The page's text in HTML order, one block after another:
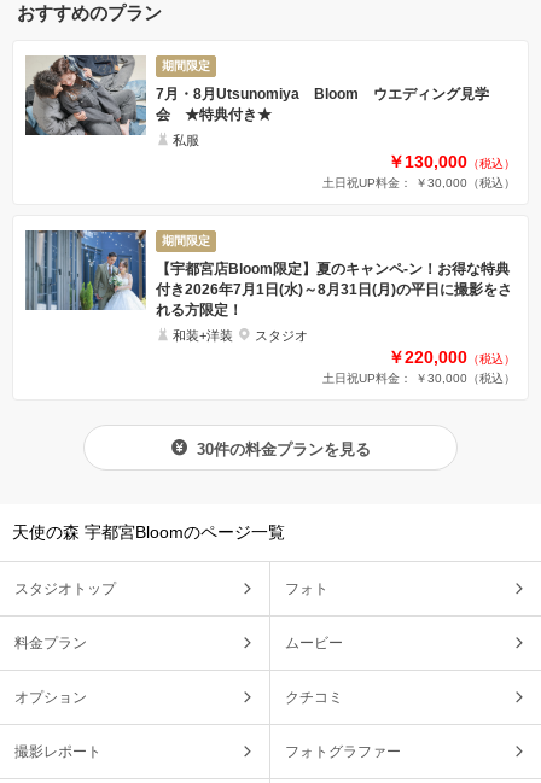
おすすめのプラン
期間限定
7月・8月Utsunomiya Bloom ウエディング見学
会 ★特典付き★
私服
￥130,000 （税込）
土日祝UP料金： ￥30,000 （税込）
期間限定
【宇都宮店Bloom限定】夏のキャンペ-ン！お得な特典
付き2026年7月1日(水)～8月31日(月)の平日に撮影をさ
れる方限定！
和装+洋装 スタジオ
￥220,000 （税込）
土日祝UP料金： ￥30,000 （税込）
30件の料金プランを見る
天使の森 宇都宮Bloomのページ一覧
スタジオトップ フォト
料金プラン ムービー
オプション クチコミ
撮影レポート フォトグラファー